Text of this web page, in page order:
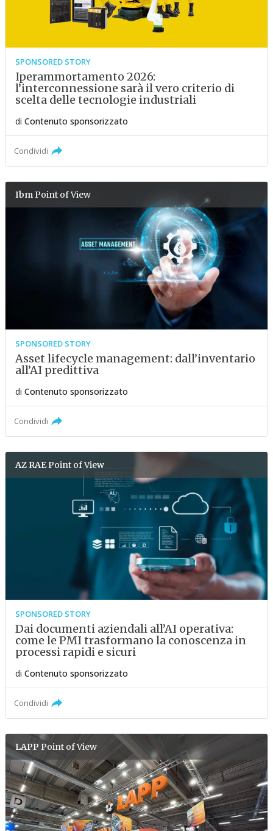
SPONSORED STORY
Iperammortamento 2026:
l’interconnessione sarà il vero criterio di
scelta delle tecnologie industriali
di Contenuto sponsorizzato
Condividi
IbmPoint of View
SPONSORED STORY
Asset lifecycle management: dall’inventario
all’AI predittiva
di Contenuto sponsorizzato
Condividi
AZ RAEPoint of View
SPONSORED STORY
Dai documenti aziendali all’AI operativa:
come le PMI trasformano la conoscenza in
processi rapidi e sicuri
di Contenuto sponsorizzato
Condividi
LAPP Point of View